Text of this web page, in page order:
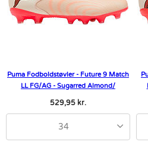
Puma Fodboldstøvler - Future 9 Match
LL FG/AG - Sugarred Almond/
529,95 kr.
34